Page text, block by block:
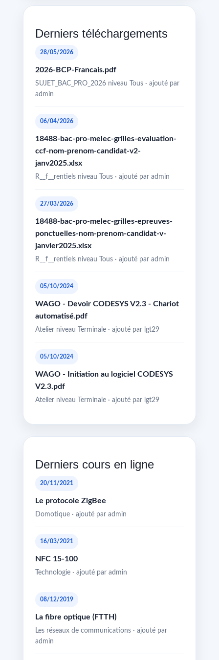
Derniers téléchargements
28/05/2026
2026-BCP-Francais.pdf
SUJET_BAC_PRO_2026 niveau Tous · ajouté par
admin
06/04/2026
18488-bac-pro-melec-grilles-evaluation-
ccf-nom-prenom-candidat-v2-
janv2025.xlsx
R__f__rentiels niveau Tous · ajouté par admin
27/03/2026
18488-bac-pro-melec-grilles-epreuves-
ponctuelles-nom-prenom-candidat-v-
janvier2025.xlsx
R__f__rentiels niveau Tous · ajouté par admin
05/10/2024
WAGO - Devoir CODESYS V2.3 - Chariot
automatisé.pdf
Atelier niveau Terminale · ajouté par lgt29
05/10/2024
WAGO - Initiation au logiciel CODESYS
V2.3.pdf
Atelier niveau Terminale · ajouté par lgt29
Derniers cours en ligne
20/11/2021
Le protocole ZigBee
Domotique · ajouté par admin
16/03/2021
NFC 15-100
Technologie · ajouté par admin
08/12/2019
La fibre optique (FTTH)
Les réseaux de communications · ajouté par
admin